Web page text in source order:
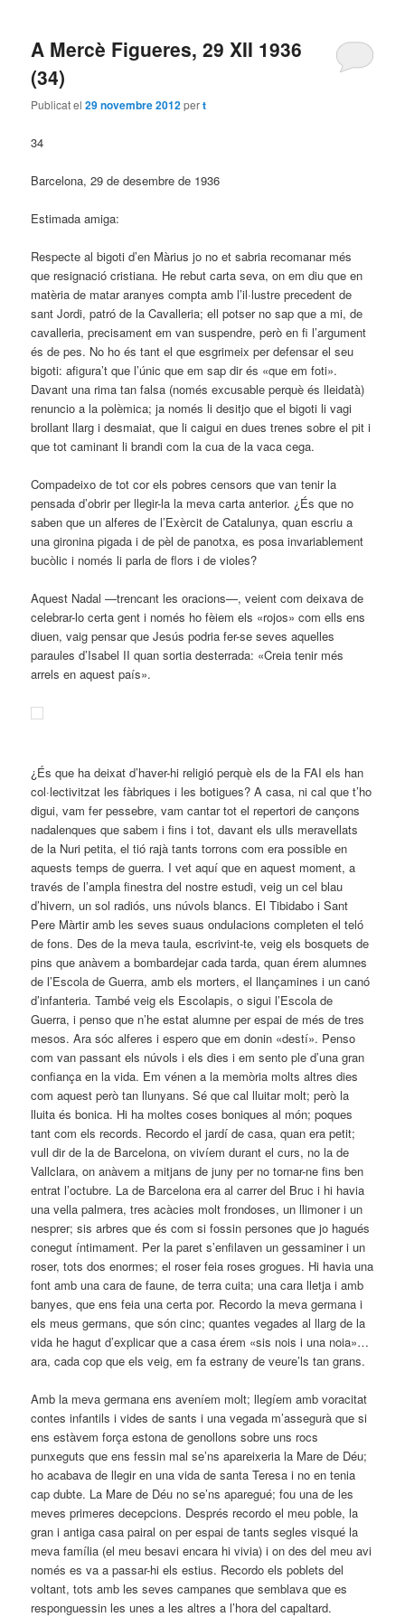
A Mercè Figueres, 29 XII 1936
(34)
Publicat el29 novembre 2012pert
34
Barcelona, 29 de desembre de 1936
Estimada amiga:
Respecte al bigoti d’en Màrius jo no et sabria recomanar més
que resignació cristiana. He rebut carta seva, on em diu que en
matèria de matar aranyes compta amb l’il·lustre precedent de
sant Jordi, patró de la Cavalleria; ell potser no sap que a mi, de
cavalleria, precisament em van suspendre, però en fi l’argument
és de pes. No ho és tant el que esgrimeix per defensar el seu
bigoti: afigura’t que l’únic que em sap dir és «que em foti».
Davant una rima tan falsa (només excusable perquè és lleidatà)
renuncio a la polèmica; ja només li desitjo que el bigoti li vagi
brollant llarg i desmaiat, que li caigui en dues trenes sobre el pit i
que tot caminant li brandi com la cua de la vaca cega.
Compadeixo de tot cor els pobres censors que van tenir la
pensada d’obrir per llegir-la la meva carta anterior. ¿És que no
saben que un alferes de l’Exèrcit de Catalunya, quan escriu a
una gironina pigada i de pèl de panotxa, es posa invariablement
bucòlic i només li parla de flors i de violes?
Aquest Nadal —trencant les oracions—, veient com deixava de
celebrar-lo certa gent i només ho fèiem els «rojos» com ells ens
diuen, vaig pensar que Jesús podria fer-se seves aquelles
paraules d’Isabel II quan sortia desterrada: «Creia tenir més
arrels en aquest país».
¿És que ha deixat d’haver-hi religió perquè els de la FAI els han
col·lectivitzat les fàbriques i les botigues? A casa, ni cal que t’ho
digui, vam fer pessebre, vam cantar tot el repertori de cançons
nadalenques que sabem i fins i tot, davant els ulls meravellats
de la Nuri petita, el tió rajà tants torrons com era possible en
aquests temps de guerra. I vet aquí que en aquest moment, a
través de l’ampla finestra del nostre estudi, veig un cel blau
d’hivern, un sol radiós, uns núvols blancs. El Tibidabo i Sant
Pere Màrtir amb les seves suaus ondulacions completen el teló
de fons. Des de la meva taula, escrivint-te, veig els bosquets de
pins que anàvem a bombardejar cada tarda, quan érem alumnes
de l’Escola de Guerra, amb els morters, el llançamines i un canó
d’infanteria. També veig els Escolapis, o sigui l’Escola de
Guerra, i penso que n’he estat alumne per espai de més de tres
mesos. Ara sóc alferes i espero que em donin «destí». Penso
com van passant els núvols i els dies i em sento ple d’una gran
confiança en la vida. Em vénen a la memòria molts altres dies
com aquest però tan llunyans. Sé que cal lluitar molt; però la
lluita és bonica. Hi ha moltes coses boniques al món; poques
tant com els records. Recordo el jardí de casa, quan era petit;
vull dir de la de Barcelona, on vivíem durant el curs, no la de
Vallclara, on anàvem a mitjans de juny per no tornar-ne fins ben
entrat l’octubre. La de Barcelona era al carrer del Bruc i hi havia
una vella palmera, tres acàcies molt frondoses, un llimoner i un
nesprer; sis arbres que és com si fossin persones que jo hagués
conegut íntimament. Per la paret s’enfilaven un gessaminer i un
roser, tots dos enormes; el roser feia roses grogues. Hi havia una
font amb una cara de faune, de terra cuita; una cara lletja i amb
banyes, que ens feia una certa por. Recordo la meva germana i
els meus germans, que són cinc; quantes vegades al llarg de la
vida he hagut d’explicar que a casa érem «sis nois i una noia»…
ara, cada cop que els veig, em fa estrany de veure’ls tan grans.
Amb la meva germana ens aveníem molt; llegíem amb voracitat
contes infantils i vides de sants i una vegada m’assegurà que si
ens estàvem força estona de genollons sobre uns rocs
punxeguts que ens fessin mal se’ns apareixeria la Mare de Déu;
ho acabava de llegir en una vida de santa Teresa i no en tenia
cap dubte. La Mare de Déu no se’ns aparegué; fou una de les
meves primeres decepcions. Després recordo el meu poble, la
gran i antiga casa pairal on per espai de tants segles visqué la
meva família (el meu besavi encara hi vivia) i on des del meu avi
només es va a passar-hi els estius. Recordo els poblets del
voltant, tots amb les seves campanes que semblava que es
responguessin les unes a les altres a l’hora del capaltard.